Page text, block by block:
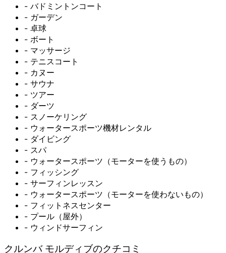
- バドミントンコート
- ガーデン
- 卓球
- ボート
- マッサージ
- テニスコート
- カヌー
- サウナ
- ツアー
- ダーツ
- スノーケリング
- ウォータースポーツ機材レンタル
- ダイビング
- スパ
- ウォータースポーツ（モーターを使うもの）
- フィッシング
- サーフィンレッスン
- ウォータースポーツ（モーターを使わないもの）
- フィットネスセンター
- プール（屋外）
- ウィンドサーフィン
クルンバ モルディブのクチコミ